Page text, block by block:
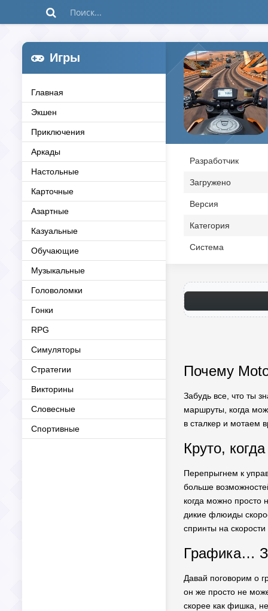
Игры
Главная
Экшен
Приключения
Аркады
Настольные
Карточные
Азартные
Казуальные
Обучающие
Музыкальные
Головоломки
Гонки
RPG
Симуляторы
Стратегии
Викторины
Словесные
Спортивные
Разработчик
Загружено
Версия
Категория
Система
Почему
Забудь все, что ты
маршруты, когда
в сталкер и мотаем
Круто,
Перепрыгнем к
больше
когда можно просто
дикие флюиды
спринты на
Графика…
Давай поговорим о
он же просто не
скорее как фишка,